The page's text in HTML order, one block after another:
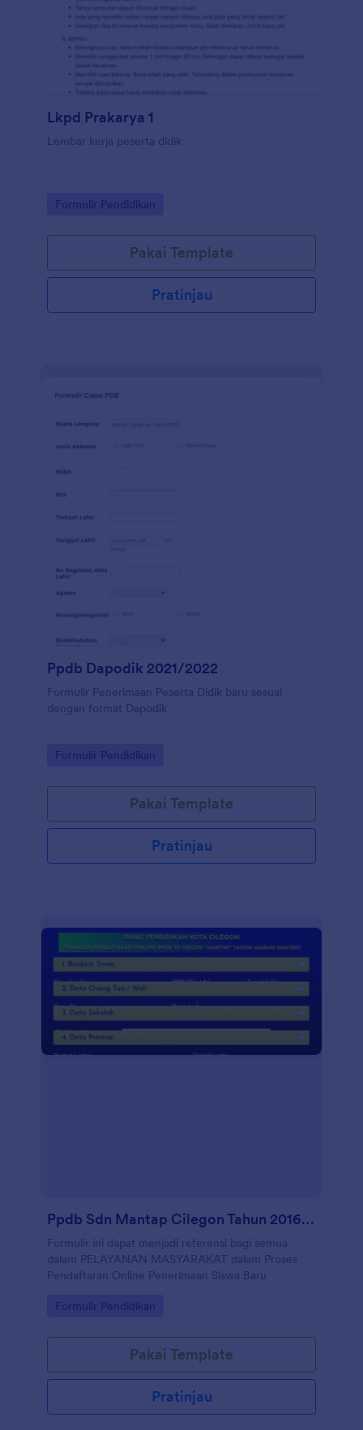
Lkpd Prakarya 1
Lembar kerja peserta didik
Go to Category:
Formulir Pendidikan
Pakai Template
Pratinjau
Ppdb Dapodik 2021/2022
Formulir Penerimaan Peserta Didik baru sesuai
dengan format Dapodik
Go to Category:
Formulir Pendidikan
Pakai Template
Pratinjau
Ppdb Sdn Mantap Cilegon Tahun 2016 2017 Gelombang I
Formulir ini dapat menjadi referensi bagi semua
dalam PELAYANAN MASYARAKAT dalam Proses
Pendaftaran Online Penerimaan Siswa Baru
Go to Category:
Formulir Pendidikan
Pakai Template
Pratinjau